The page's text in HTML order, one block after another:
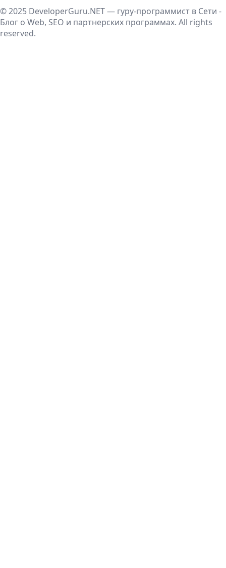
© 2025 DeveloperGuru.NET — гуру-программист в Сети -
Блог о Web, SEO и партнерских программах. All rights
reserved.